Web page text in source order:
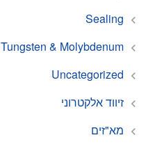
Sealing
Tungsten & Molybdenum
Uncategorized
זיווד אלקטרוני
מא"זים